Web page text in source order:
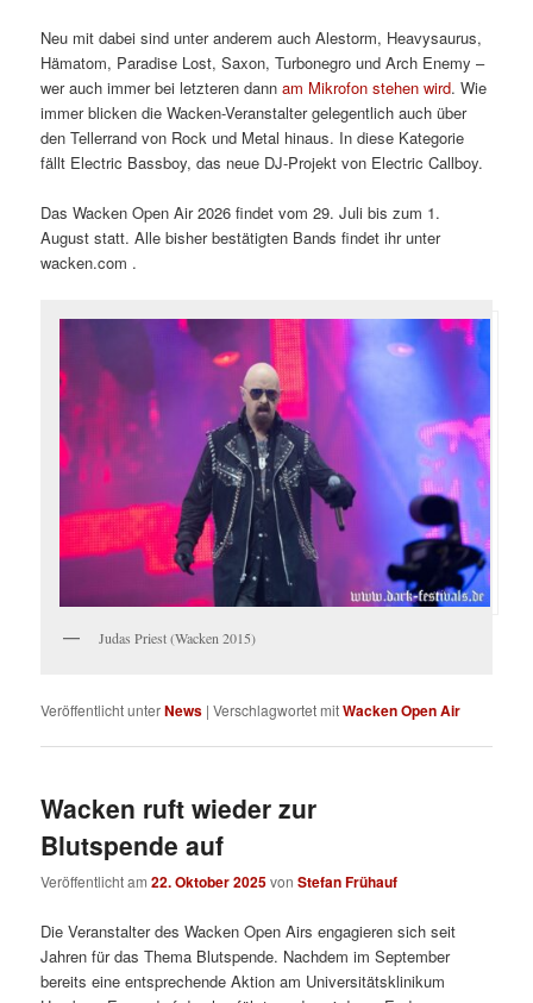
Neu mit dabei sind unter anderem auch Alestorm, Heavysaurus,
Hämatom, Paradise Lost, Saxon, Turbonegro und Arch Enemy –
wer auch immer bei letzteren dannam Mikrofon stehen wird. Wie
immer blicken die Wacken-Veranstalter gelegentlich auch über
den Tellerrand von Rock und Metal hinaus. In diese Kategorie
fällt Electric Bassboy, das neue DJ-Projekt von Electric Callboy.
Das Wacken Open Air 2026 findet vom 29. Juli bis zum 1.
August statt. Alle bisher bestätigten Bands findet ihr unter
wacken.com .
Judas Priest (Wacken 2015)
Veröffentlicht unterNews |Verschlagwortet mitWacken Open Air
Wacken ruft wieder zur
Blutspende auf
Veröffentlicht am22. Oktober 2025vonStefan Frühauf
Die Veranstalter des Wacken Open Airs engagieren sich seit
Jahren für das Thema Blutspende. Nachdem im September
bereits eine entsprechende Aktion am Universitätsklinikum